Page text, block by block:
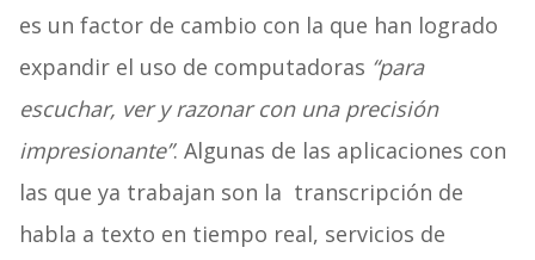
es un factor de cambio con la que han logrado
expandir el uso de computadoras “para
escuchar, ver y razonar con una precisión
impresionante”. Algunas de las aplicaciones con
las que ya trabajan son la transcripción de
habla a texto en tiempo real, servicios de